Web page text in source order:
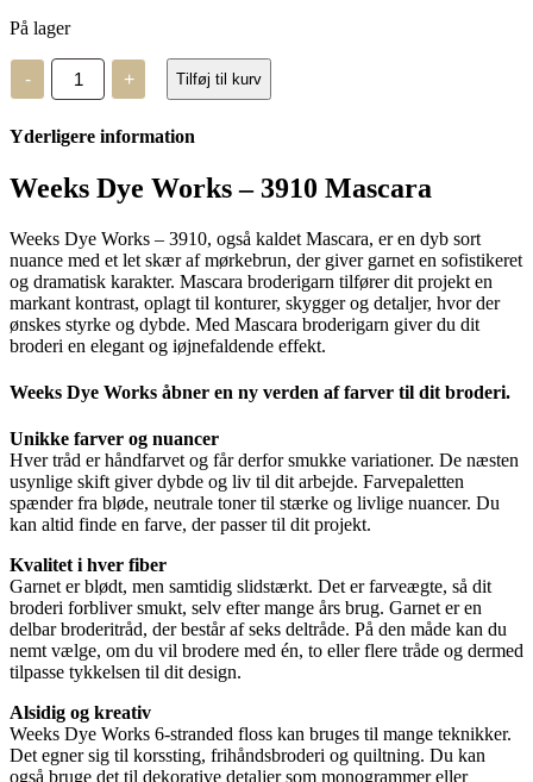
På lager
-
Weeks
Dye
Works
3910
antal
+ Tilføj til kurv
Yderligere information
Weeks Dye Works – 3910 Mascara
Weeks Dye Works – 3910, også kaldet Mascara, er en dyb sort
nuance med et let skær af mørkebrun, der giver garnet en sofistikeret
og dramatisk karakter. Mascara broderigarn tilfører dit projekt en
markant kontrast, oplagt til konturer, skygger og detaljer, hvor der
ønskes styrke og dybde. Med Mascara broderigarn giver du dit
broderi en elegant og iøjnefaldende effekt.
Weeks Dye Works åbner en ny verden af farver til dit broderi.
Unikke farver og nuancer
Hver tråd er håndfarvet og får derfor smukke variationer. De næsten
usynlige skift giver dybde og liv til dit arbejde. Farvepaletten
spænder fra bløde, neutrale toner til stærke og livlige nuancer. Du
kan altid finde en farve, der passer til dit projekt.
Kvalitet i hver fiber
Garnet er blødt, men samtidig slidstærkt. Det er farveægte, så dit
broderi forbliver smukt, selv efter mange års brug. Garnet er en
delbar broderitråd, der består af seks deltråde. På den måde kan du
nemt vælge, om du vil brodere med én, to eller flere tråde og dermed
tilpasse tykkelsen til dit design.
Alsidig og kreativ
Weeks Dye Works 6-stranded floss kan bruges til mange teknikker.
Det egner sig til korssting, frihåndsbroderi og quiltning. Du kan
også bruge det til dekorative detaljer som monogrammer eller